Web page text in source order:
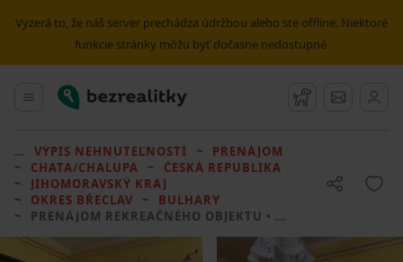
Vyzerá to, že náš server prechádza údržbou alebo ste offline. Niektoré
funkcie stránky môžu byť dočasne nedostupné.
Hlavné menu
Bezrealitky Strážny pes
Správy
VÝPIS NEHNUTEĽNOSTÍ
PRENÁJOM
CHATA/CHALUPA
ČESKÁ REPUBLIKA
JIHOMORAVSKÝ KRAJ
OKRES BŘECLAV
BULHARY
PRENÁJOM REKREAČNÉHO OBJEKTU • 3 LOŽNICE BEZ REALITKY